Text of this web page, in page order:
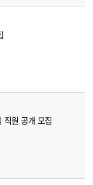
직원 공개 모집